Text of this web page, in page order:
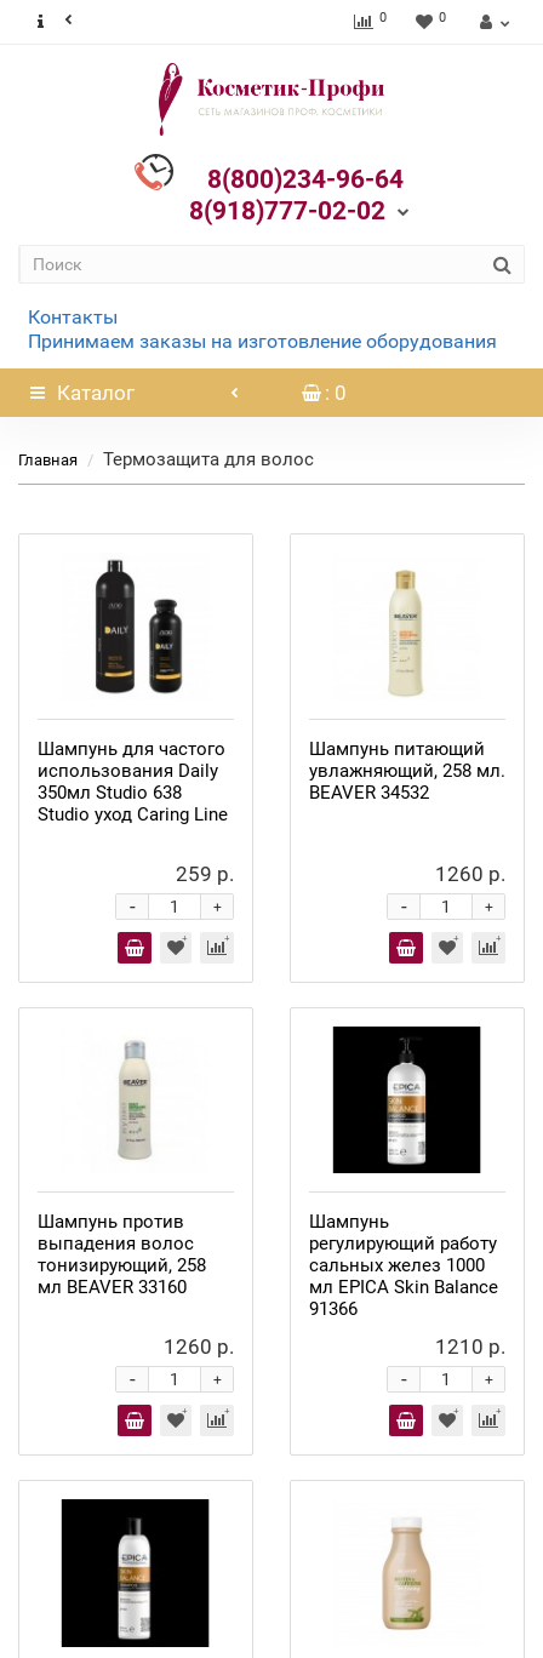
0 0
8(800)234-96-64
8(918)777-02-02
Контакты
Принимаем заказы на изготовление оборудования
Каталог : 0
Главная Термозащита для волос
Шампунь для частого
использования Daily
350мл Studio 638
Studio уход Caring Line
259 р.
+
-
Шампунь питающий
увлажняющий, 258 мл.
BEAVER 34532
1260 р.
+
-
Шампунь против
выпадения волос
тонизирующий, 258
мл BEAVER 33160
1260 р.
+
-
Шампунь
регулирующий работу
сальных желез 1000
мл EPICA Skin Balance
91366
1210 р.
+
-